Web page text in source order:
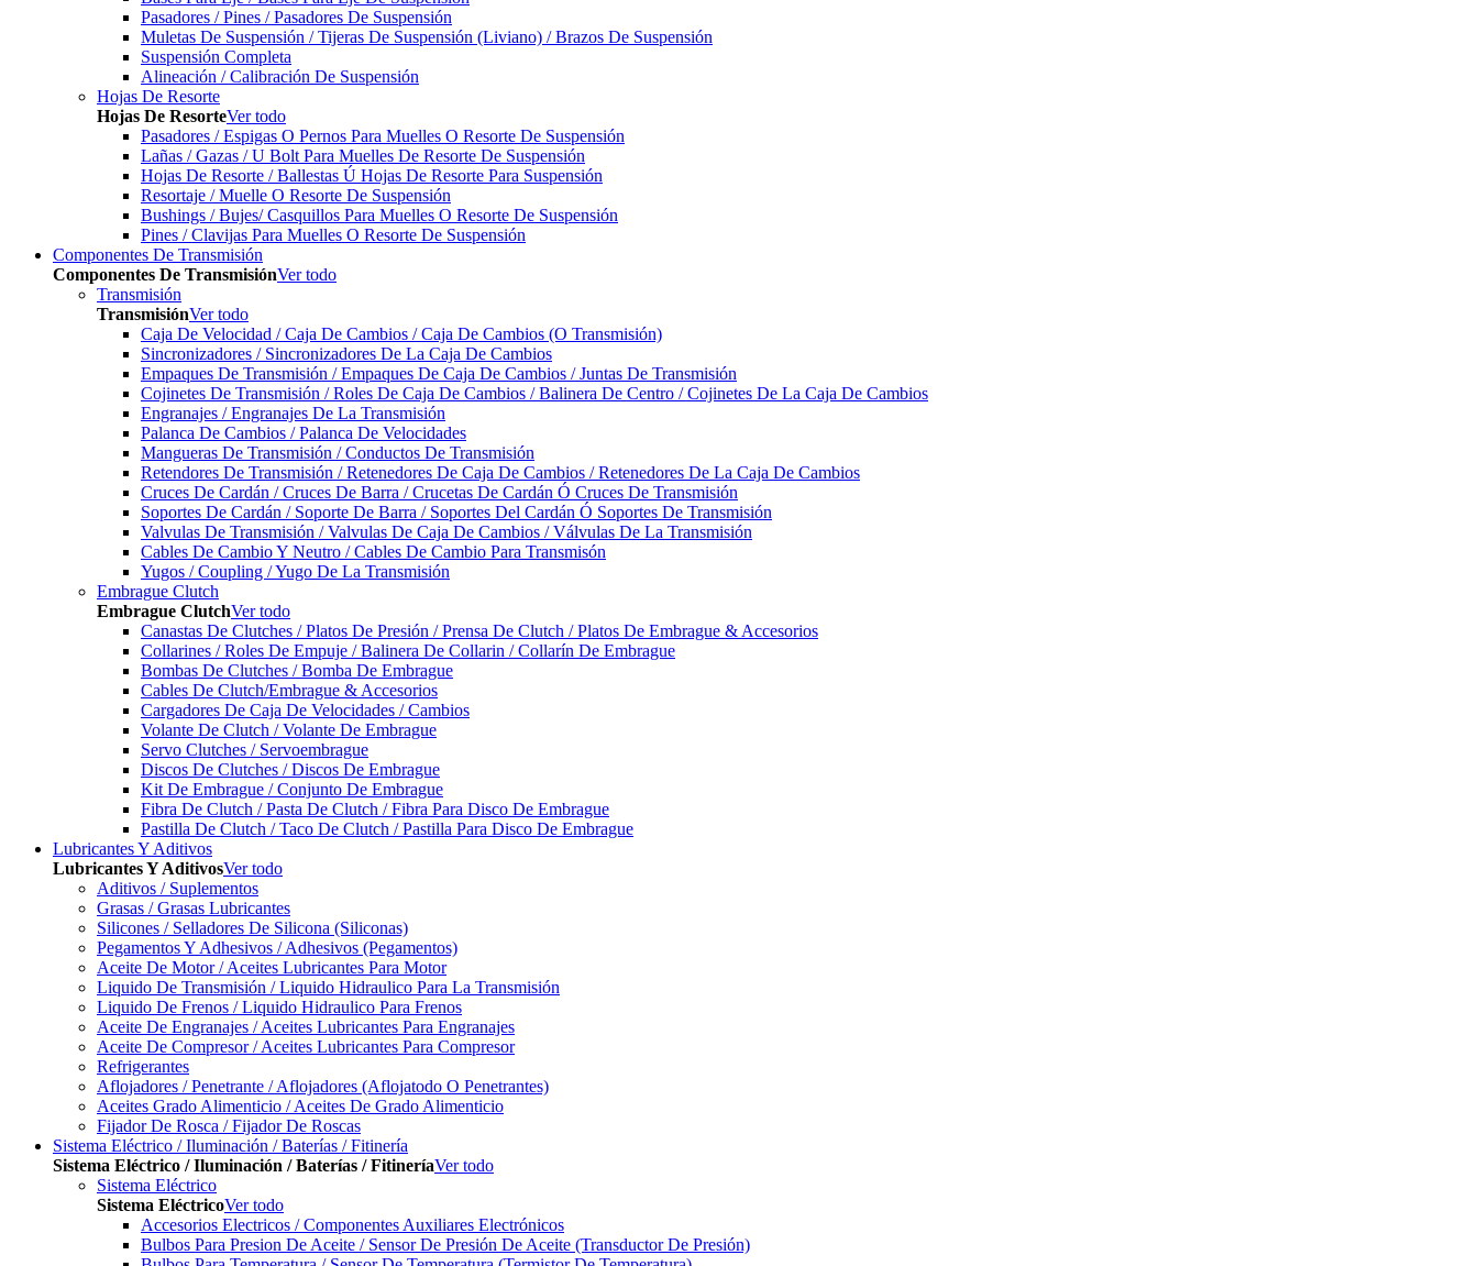
Pasadores / Pines / Pasadores De Suspensión
Muletas De Suspensión / Tijeras De Suspensión (Liviano) / Brazos De Suspensión
Suspensión Completa
Alineación / Calibración De Suspensión
Hojas De Resorte
Hojas De ResorteVer todo
Pasadores / Espigas O Pernos Para Muelles O Resorte De Suspensión
Lañas / Gazas / U Bolt Para Muelles De Resorte De Suspensión
Hojas De Resorte / Ballestas Ú Hojas De Resorte Para Suspensión
Resortaje / Muelle O Resorte De Suspensión
Bushings / Bujes/ Casquillos Para Muelles O Resorte De Suspensión
Pines / Clavijas Para Muelles O Resorte De Suspensión
Componentes De Transmisión
Componentes De TransmisiónVer todo
Transmisión
TransmisiónVer todo
Caja De Velocidad / Caja De Cambios / Caja De Cambios (O Transmisión)
Sincronizadores / Sincronizadores De La Caja De Cambios
Empaques De Transmisión / Empaques De Caja De Cambios / Juntas De Transmisión
Cojinetes De Transmisión / Roles De Caja De Cambios / Balinera De Centro / Cojinetes De La Caja De Cambios
Engranajes / Engranajes De La Transmisión
Palanca De Cambios / Palanca De Velocidades
Mangueras De Transmisión / Conductos De Transmisión
Retendores De Transmisión / Retenedores De Caja De Cambios / Retenedores De La Caja De Cambios
Cruces De Cardán / Cruces De Barra / Crucetas De Cardán Ó Cruces De Transmisión
Soportes De Cardán / Soporte De Barra / Soportes Del Cardán Ó Soportes De Transmisión
Valvulas De Transmisión / Valvulas De Caja De Cambios / Válvulas De La Transmisión
Cables De Cambio Y Neutro / Cables De Cambio Para Transmisón
Yugos / Coupling / Yugo De La Transmisión
Embrague Clutch
Embrague ClutchVer todo
Canastas De Clutches / Platos De Presión / Prensa De Clutch / Platos De Embrague & Accesorios
Collarines / Roles De Empuje / Balinera De Collarin / Collarín De Embrague
Bombas De Clutches / Bomba De Embrague
Cables De Clutch/Embrague & Accesorios
Cargadores De Caja De Velocidades / Cambios
Volante De Clutch / Volante De Embrague
Servo Clutches / Servoembrague
Discos De Clutches / Discos De Embrague
Kit De Embrague / Conjunto De Embrague
Fibra De Clutch / Pasta De Clutch / Fibra Para Disco De Embrague
Pastilla De Clutch / Taco De Clutch / Pastilla Para Disco De Embrague
Lubricantes Y Aditivos
Lubricantes Y AditivosVer todo
Aditivos / Suplementos
Grasas / Grasas Lubricantes
Silicones / Selladores De Silicona (Siliconas)
Pegamentos Y Adhesivos / Adhesivos (Pegamentos)
Aceite De Motor / Aceites Lubricantes Para Motor
Liquido De Transmisión / Liquido Hidraulico Para La Transmisión
Liquido De Frenos / Liquido Hidraulico Para Frenos
Aceite De Engranajes / Aceites Lubricantes Para Engranajes
Aceite De Compresor / Aceites Lubricantes Para Compresor
Refrigerantes
Aflojadores / Penetrante / Aflojadores (Aflojatodo O Penetrantes)
Aceites Grado Alimenticio / Aceites De Grado Alimenticio
Fijador De Rosca / Fijador De Roscas
Sistema Eléctrico / Iluminación / Baterías / Fitinería
Sistema Eléctrico / Iluminación / Baterías / FitineríaVer todo
Sistema Eléctrico
Sistema EléctricoVer todo
Accesorios Electricos / Componentes Auxiliares Electrónicos
Bulbos Para Presion De Aceite / Sensor De Presión De Aceite (Transductor De Presión)